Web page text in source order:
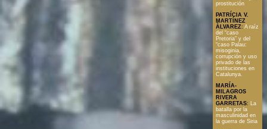
prostitución
PATRÍCIA V.
MARTÍNEZ
ÀLVAREZ: A raíz
del “caso
Pretoria” y del
“caso Palau:
misoginia,
corrupción y uso
privado de las
instituciones en
Catalunya.
MARÍA-
MILAGROS
RIVERA
GARRETAS: La
batalla por la
masculinidad en
la guerra de Siria